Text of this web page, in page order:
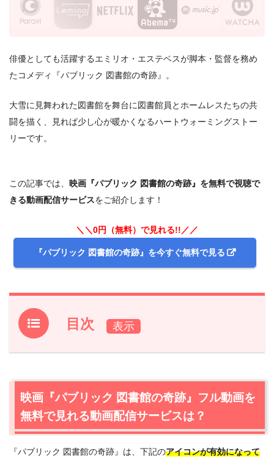
俳優としても活躍するエミリオ・エステベスが脚本・監督を務め
たコメディ『パブリック 図書館の奇跡』。
大雪に見舞われた図書館を舞台に図書館員とホームレスたちの共
闘を描く、見れば少し心が暖かくなるハートウォーミングストー
リーです。
この記事では、 映画『パブリック 図書館の奇跡』を無料で視聴で
きる動画配信サービスをご紹介します！
＼＼0円（無料）で見れる!!／／
『パブリック 図書館の奇跡』を今すぐ無料で見る
目次
1.映画『パブリック 図書館の奇跡』フル動画を無料で見れ
が一番おすすめ
2.
映画『パブリック 図書館の奇跡』フル動画を
無料で見れる動画配信サービスは？
『パブリック 図書館の奇跡』は、下記のアイコンが有効になって